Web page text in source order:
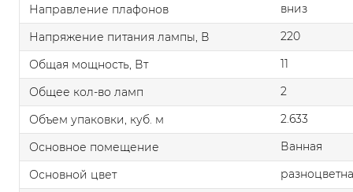
Направление плафонов
вниз
Напряжение питания лампы, В
220
Общая мощность, Вт
11
Общее кол-во ламп
2
Объем упаковки, куб. м
2.633
Основное помещение
Ванная
Основной цвет